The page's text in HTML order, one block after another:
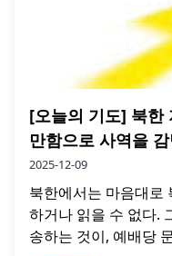
[오늘의 기도] 북한
만함으로 사역을
2025-12-09
북한에서는 마음대로
하거나 읽을 수 없다.
송하는 것이, 예배당